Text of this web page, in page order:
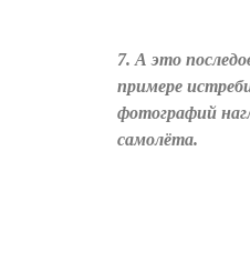
7. А это
примере
фотографий
самолёта.